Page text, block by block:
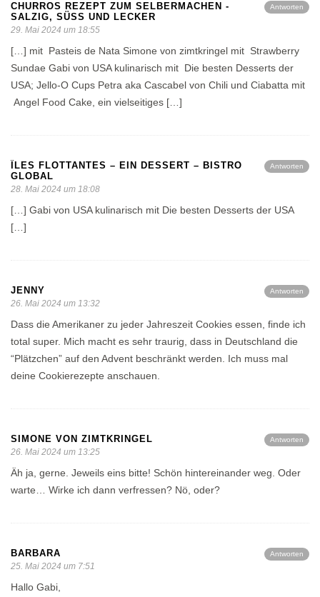
Antworten
CHURROS REZEPT ZUM SELBERMACHEN -
SALZIG, SÜSS UND LECKER
29. Mai 2024 um 18:55
[…] mit Pasteis de Nata Simone von zimtkringel mit Strawberry
Sundae Gabi von USA kulinarisch mit Die besten Desserts der
USA; Jello-O Cups Petra aka Cascabel von Chili und Ciabatta mit
Angel Food Cake, ein vielseitiges […]
Antworten
ÎLES FLOTTANTES – EIN DESSERT – BISTRO
GLOBAL
28. Mai 2024 um 18:08
[…] Gabi von USA kulinarisch mit Die besten Desserts der USA
[…]
Antworten
JENNY
26. Mai 2024 um 13:32
Dass die Amerikaner zu jeder Jahreszeit Cookies essen, finde ich
total super. Mich macht es sehr traurig, dass in Deutschland die
“Plätzchen” auf den Advent beschränkt werden. Ich muss mal
deine Cookierezepte anschauen.
Antworten
SIMONE VON ZIMTKRINGEL
26. Mai 2024 um 13:25
Äh ja, gerne. Jeweils eins bitte! Schön hintereinander weg. Oder
warte… Wirke ich dann verfressen? Nö, oder?
Antworten
BARBARA
25. Mai 2024 um 7:51
Hallo Gabi,